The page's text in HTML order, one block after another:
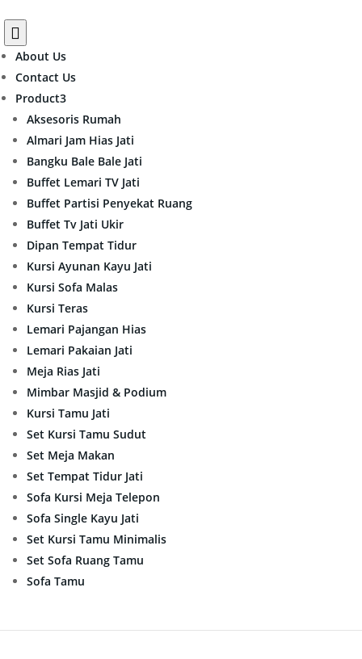

About Us
Contact Us
Product3
Aksesoris Rumah
Almari Jam Hias Jati
Bangku Bale Bale Jati
Buffet Lemari TV Jati
Buffet Partisi Penyekat Ruang
Buffet Tv Jati Ukir
Dipan Tempat Tidur
Kursi Ayunan Kayu Jati
Kursi Sofa Malas
Kursi Teras
Lemari Pajangan Hias
Lemari Pakaian Jati
Meja Rias Jati
Mimbar Masjid & Podium
Kursi Tamu Jati
Set Kursi Tamu Sudut
Set Meja Makan
Set Tempat Tidur Jati
Sofa Kursi Meja Telepon
Sofa Single Kayu Jati
Set Kursi Tamu Minimalis
Set Sofa Ruang Tamu
Sofa Tamu